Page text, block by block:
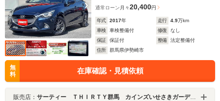
通常ローン 月々20,400円
年式 2017年 走行 4.9万km
車検
車検整備付 修復
なし
保証
保証付 整備
法定整備付
住所
群馬県伊勢崎市
無
料
在庫確認・見積依頼
販売店： サーティー ＴＨＩＲＴＹ群馬 カインズいせさきガーデンズ店